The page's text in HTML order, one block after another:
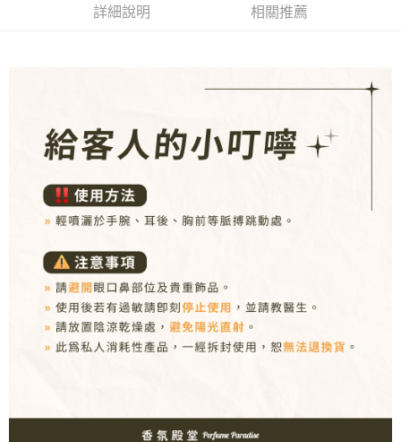
３．收到繳費通知簡訊後14天內，點擊此簡訊中的連結，可透過四大超商／
※ 請注意：結帳手續完成當下不需立刻繳費，但若您需要取消訂單，請聯絡
購買商品的店家。未經商家同意取消之訂單仍視為有效，需透過AFTEE先享
後付繳納相關費用。
是否繳費成功／繳費後需取消欲退款等相關疑問，請聯繫「AFTEE先享後付
客戶支援中心」https://netprotections.freshdesk.com/support/home
１．透過由恩沛科技股份有限公司提供之「AFTEE先享後付」服務完成之交
易，需依本服務之必要範圍內提供個人資料，並將交易相關給付款項請求債
權轉讓予恩沛科技股份有限公司。
２．關於個人資料處理事宜，請瀏覽以下網址：
https://aftee.tw/terms/#terms3
３．未成年的使用者請事先徵得法定代理人或監護人之同意方可使用
「AFTEE先享後付」，若未經同意申辦者引起之損失，本公司不負相關責
請求用戶進行身份認證。
５．嚴禁一人註冊多個帳號或使用他人資訊註冊。若發現惡意使用之情形，
每筆NT$80，滿NT$1,000(含以上)免運費
每筆NT$80，滿NT$1,000(含以上)免運費
每筆NT$80，滿NT$1,000(含以上)免運費
每筆NT$90，滿NT$1,000(含以上)免運費
每筆NT$90，滿NT$1,000(含以上)免運費
詳細說明 相關推薦